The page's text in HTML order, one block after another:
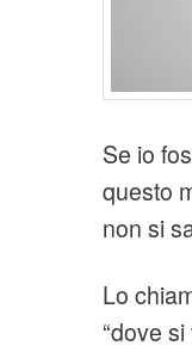
Se io
questo
non si
Lo
“dove